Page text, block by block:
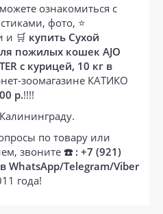
ознакомиться с
фото, ⭐
и 🛒 купить Сухой
пожилых кошек AJO
с курицей, 10 кг в
зоомагазине КАТИКО
р.!!!!
по товару или
звоните ☎️ : +7 (921)
WhatsApp/Telegram/Viber
года!